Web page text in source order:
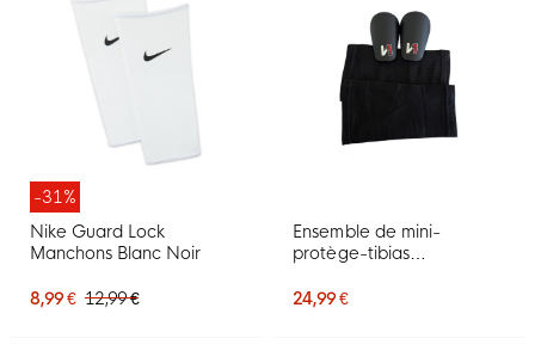
-31%
Nike Guard Lock
Manchons Blanc Noir
8,99 € 12,99 €
Ensemble de mini-
protège-tibias
rouge
24,99 €